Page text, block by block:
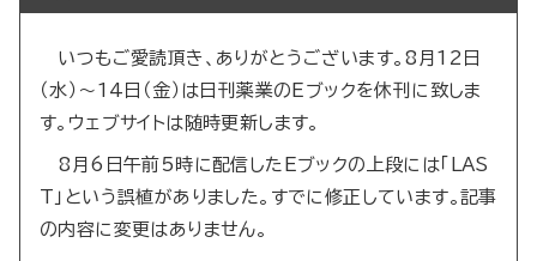
いつもご愛読頂き、ありがとうございます。8月12日
（水）～14日（金）は日刊薬業のEブックを休刊に致しま
す。ウェブサイトは随時更新します。
8月6日午前5時に配信したEブックの上段には「LAS
T」という誤植がありました。すでに修正しています。記事
の内容に変更はありません。